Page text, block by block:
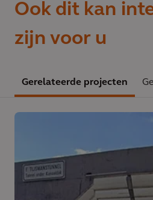
Ook dit kan
zijn voor u
Gerelateerde projecten